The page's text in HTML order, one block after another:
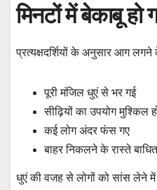
मिनटों में बेकाबू
प्रत्यक्षदर्शियों के अनुसार आग
पूरी मंजिल धुएं से भर गई
सीढ़ियों का उपयोग मुश्किल
कई लोग अंदर फंस गए
बाहर निकलने के रास्ते
धुएं की वजह से लोगों को सांस लेने में